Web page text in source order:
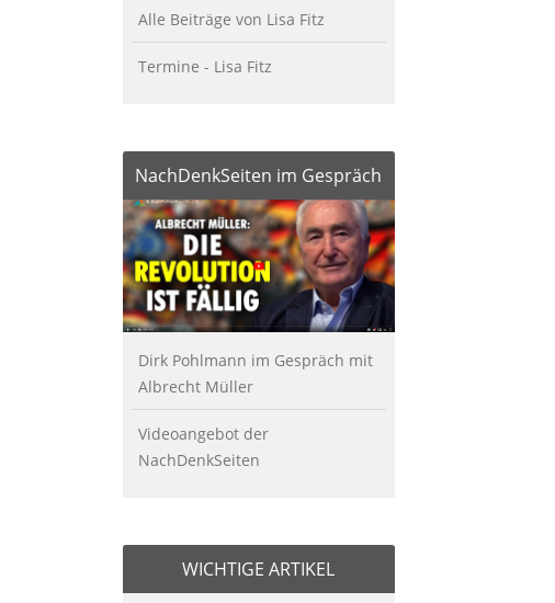
Alle Beiträge von Lisa Fitz
Termine - Lisa Fitz
NachDenkSeiten im Gespräch
Dirk Pohlmann im Gespräch mit
Albrecht Müller
Videoangebot der
NachDenkSeiten
WICHTIGE ARTIKEL